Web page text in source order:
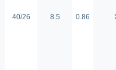
40/26 8.5 0.86